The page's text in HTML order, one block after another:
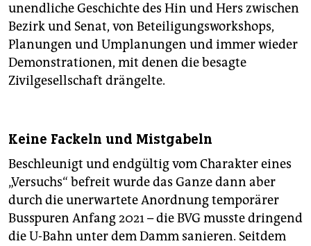
unendliche Geschichte des Hin und Hers zwischen
Bezirk und Senat, von Beteiligungsworkshops,
Planungen und Umplanungen und immer wieder
Demonstrationen, mit denen die besagte
Zivilgesellschaft drängelte.
Keine Fackeln und Mistgabeln
Beschleunigt und endgültig vom Charakter eines
„Versuchs“ befreit wurde das Ganze dann aber
durch die unerwartete Anordnung temporärer
Busspuren Anfang 2021 – die BVG musste dringend
die U-Bahn unter dem Damm sanieren. Seitdem